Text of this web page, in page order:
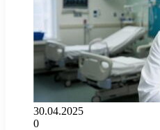
30.04.2025
0